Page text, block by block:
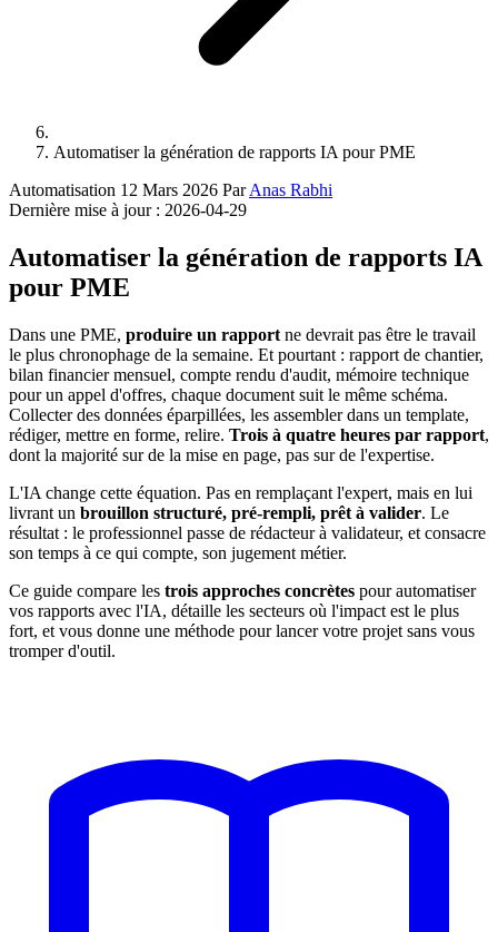
Automatiser la génération de rapports IA pour PME
Automatisation 12 Mars 2026 ParAnas Rabhi
Dernière mise à jour : 2026-04-29
Automatiser la génération de rapports IA
pour PME
Dans une PME, produire un rapport ne devrait pas être le travail
le plus chronophage de la semaine. Et pourtant : rapport de chantier,
bilan financier mensuel, compte rendu d'audit, mémoire technique
pour un appel d'offres, chaque document suit le même schéma.
Collecter des données éparpillées, les assembler dans un template,
rédiger, mettre en forme, relire. Trois à quatre heures par rapport,
dont la majorité sur de la mise en page, pas sur de l'expertise.
L'IA change cette équation. Pas en remplaçant l'expert, mais en lui
livrant un brouillon structuré, pré-rempli, prêt à valider. Le
résultat : le professionnel passe de rédacteur à validateur, et consacre
son temps à ce qui compte, son jugement métier.
Ce guide compare les trois approches concrètes pour automatiser
vos rapports avec l'IA, détaille les secteurs où l'impact est le plus
fort, et vous donne une méthode pour lancer votre projet sans vous
tromper d'outil.